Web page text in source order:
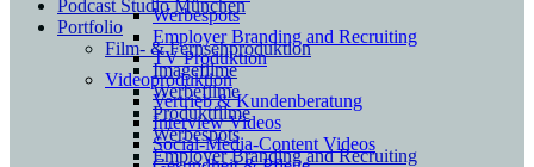
Werbespots
Employer Branding and Recruiting
TV Produktion
Videoproduktion
Vertrieb & Kundenberatung
Interview Videos
Social-Media-Content Videos
Podcast Studio München
Portfolio
Film- & Fernsehproduktion
Imagefilme
Werbefilme
Produktfilme
Werbespots
Employer Branding and Recruiting